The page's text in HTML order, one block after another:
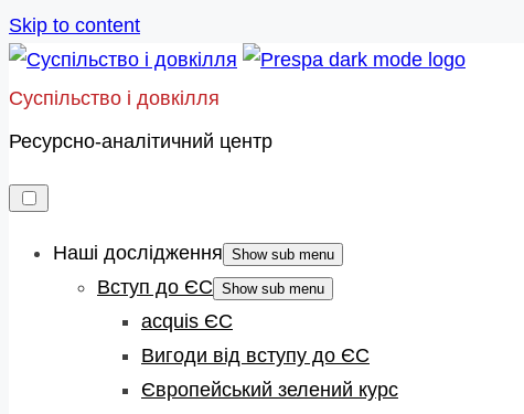
Skip to content
Суспільство і довкілля
Ресурсно-аналітичний центр
Наші дослідження Show sub menu
Вступ до ЄС Show sub menu
acquis ЄС
Вигоди від вступу до ЄС
Європейський зелений курс